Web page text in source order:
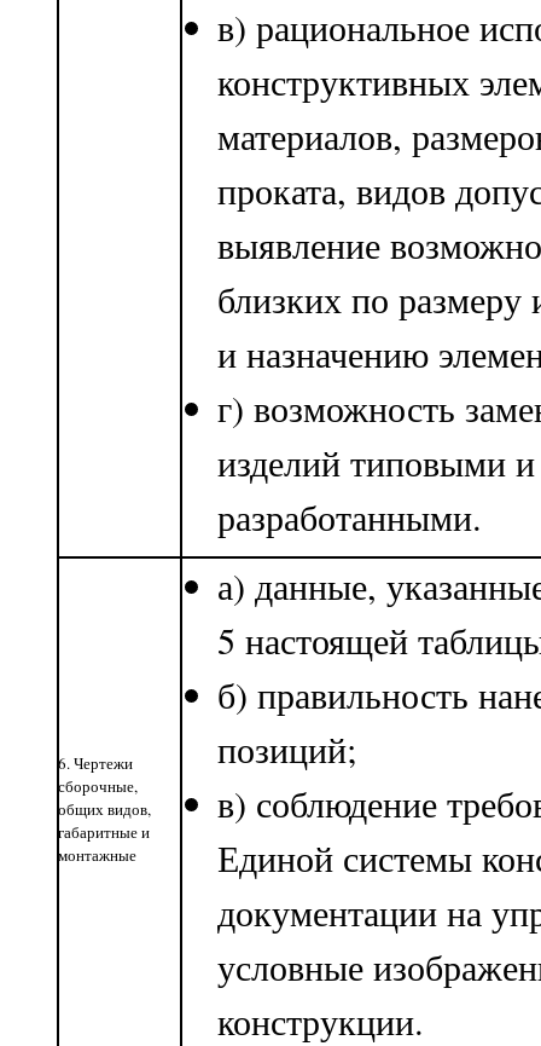
в) рациональное
конструктивных
материалов,
проката, видов
выявление
близких по
и назначению
г) возможность
изделий типовыми и
разработанными.
6. Чертежи
сборочные,
общих видов,
габаритные и
монтажные
а) данные,
5 настоящей
б) правильность
позиций;
в) соблюдение
Единой системы
документации на
условные
конструкции.